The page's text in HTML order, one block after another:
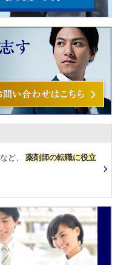
など、 薬剤師の転職に役立